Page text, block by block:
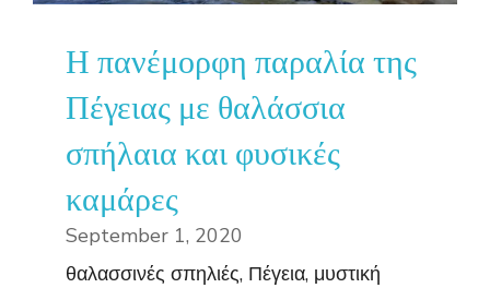
Η πανέμορφη παραλία της
Πέγειας με θαλάσσια
σπήλαια και φυσικές
καμάρες
September 1, 2020
θαλασσινές σπηλιές, Πέγεια, μυστική